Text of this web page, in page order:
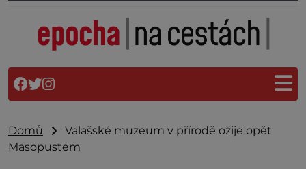
Domů
Valašské muzeum v přírodě ožije opět
Masopustem